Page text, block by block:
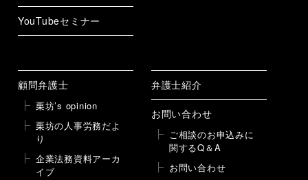
YouTubeセミナー
顧問弁護士
栗坊’s opinion
栗坊の人事労務だよ
り
企業法務資料アーカ
イブ
弁護士紹介
お問い合わせ
ご相談のお申込みに
関するQ＆A
お問い合わせ